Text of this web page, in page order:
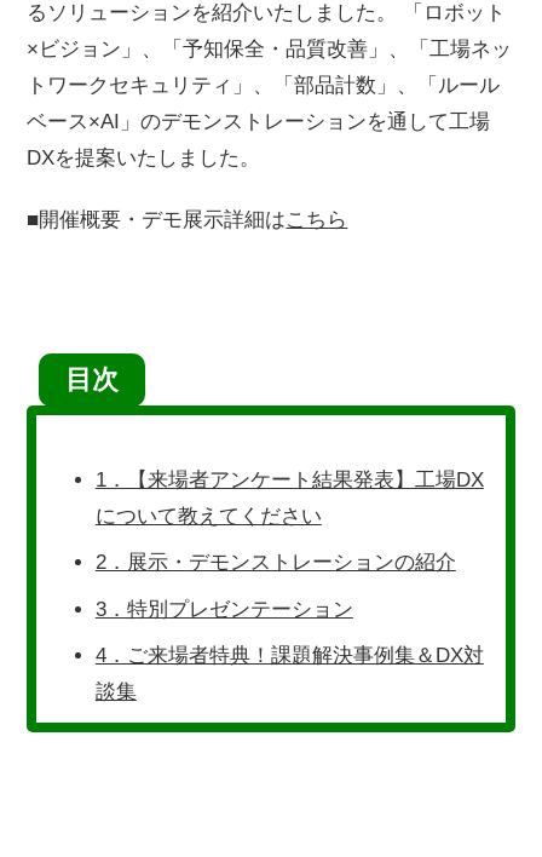
るソリューションを紹介いたしました。 「ロボット
×ビジョン」、「予知保全・品質改善」、「工場ネッ
トワークセキュリティ」、「部品計数」、「ルール
ベース×AI」のデモンストレーションを通して工場
DXを提案いたしました。
■開催概要・デモ展示詳細はこちら
目次
1．【来場者アンケート結果発表】工場DX
について教えてください
2．展示・デモンストレーションの紹介
3．特別プレゼンテーション
4．ご来場者特典！課題解決事例集＆DX対
談集